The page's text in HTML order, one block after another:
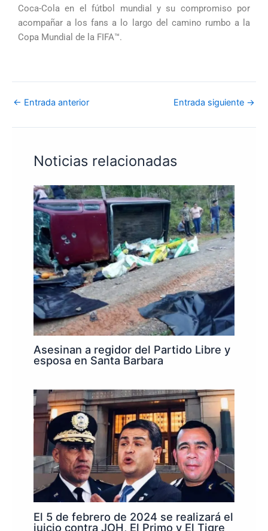
Coca-Cola en el fútbol mundial y su compromiso por
acompañar a los fans a lo largo del camino rumbo a la
Copa Mundial de la FIFA™.
← Entrada anterior Entrada siguiente →
Noticias relacionadas
Asesinan a regidor del Partido Libre y
esposa en Santa Barbara
El 5 de febrero de 2024 se realizará el
juicio contra JOH, El Primo y El Tigre